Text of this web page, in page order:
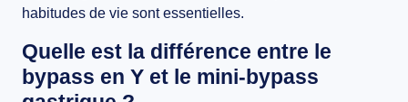
habitudes de vie sont essentielles.
Quelle est la différence entre le
bypass en Y et le mini-bypass